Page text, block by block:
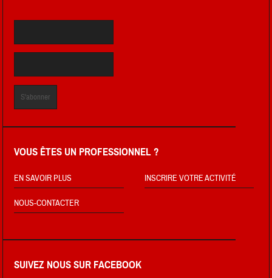
VOUS ÊTES UN PROFESSIONNEL ?
EN SAVOIR PLUS INSCRIRE VOTRE ACTIVITÉ
NOUS-CONTACTER
SUIVEZ NOUS SUR FACEBOOK